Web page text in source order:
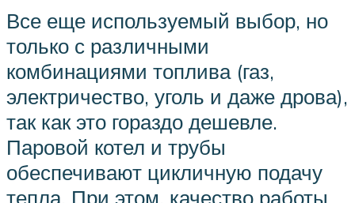
Все еще используемый выбор, но
только с различными
комбинациями топлива (газ,
электричество, уголь и даже дрова),
так как это гораздо дешевле.
Паровой котел и трубы
обеспечивают цикличную подачу
тепла. При этом, качество работы